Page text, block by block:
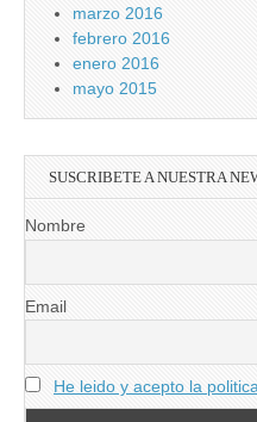
marzo 2016
febrero 2016
enero 2016
mayo 2015
SUSCRIBETE A NUESTRA
Nombre
Email
He leido y acepto la